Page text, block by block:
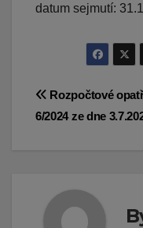
datum sejmutí:
Rozpočtové
6/2024 ze dne